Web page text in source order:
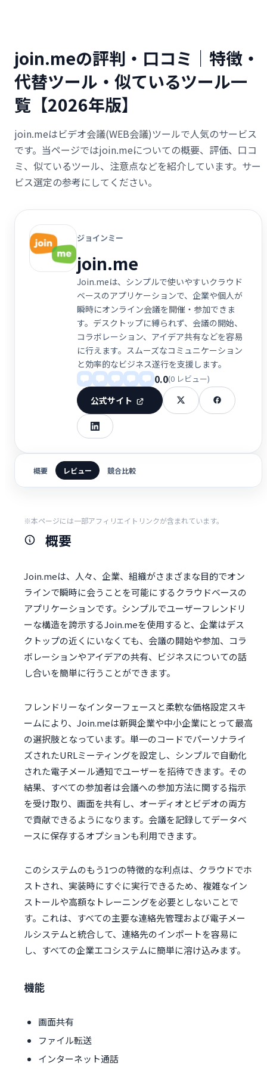
join.meの評判・口コミ｜特徴・
代替ツール・似ているツール一
覧【2026年版】
join.meはビデオ会議(WEB会議)ツールで人気のサービス
です。当ページではjoin.meについての概要、評価、口コ
ミ、似ているツール、注意点などを紹介しています。サー
ビス選定の参考にしてください。
ジョインミー
join.me
Join.meは、シンプルで使いやすいクラウド
ベースのアプリケーションで、企業や個人が
瞬時にオンライン会議を開催・参加できま
す。デスクトップに縛られず、会議の開始、
コラボレーション、アイデア共有などを容易
に行えます。スムーズなコミュニケーション
と効率的なビジネス遂行を支援します。
0.0(0 レビュー)
公式サイト
概要 レビュー 競合比較
※本ページには一部アフィリエイトリンクが含まれています。
概要
Join.meは、人々、企業、組織がさまざまな目的でオン
ラインで瞬時に会うことを可能にするクラウドベースの
アプリケーションです。シンプルでユーザーフレンドリ
ーな構造を誇示するJoin.meを使用すると、企業はデス
クトップの近くにいなくても、会議の開始や参加、コラ
ボレーションやアイデアの共有、ビジネスについての話
し合いを簡単に行うことができます。
フレンドリーなインターフェースと柔軟な価格設定スキ
ームにより、Join.meは新興企業や中小企業にとって最高
の選択肢となっています。単一のコードでパーソナライ
ズされたURLミーティングを設定し、シンプルで自動化
された電子メール通知でユーザーを招待できます。その
結果、すべての参加者は会議への参加方法に関する指示
を受け取り、画面を共有し、オーディオとビデオの両方
で貢献できるようになります。会議を記録してデータベ
ースに保存するオプションも利用できます。
このシステムのもう1つの特徴的な利点は、クラウドでホ
ストされ、実装時にすぐに実行できるため、複雑なイン
ストールや高額なトレーニングを必要としないことで
す。これは、すべての主要な連絡先管理および電子メー
ルシステムと統合して、連絡先のインポートを容易に
し、すべての企業エコシステムに簡単に溶け込みます。
機能
画面共有
ファイル転送
インターネット通話